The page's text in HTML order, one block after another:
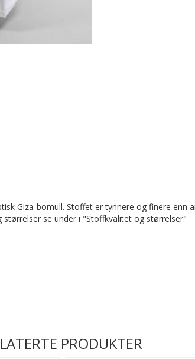
Giza-bomull. Stoffet er tynnere og finere enn
se under i "Stoffkvalitet og størrelser"
PRODUKTER